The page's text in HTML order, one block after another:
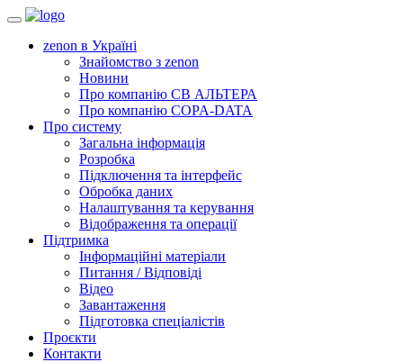
Toggle
zenon в Україні
Знайомство з zenon
Новини
Про компанію СВ АЛЬТЕРА
Про компанію COPA-DATA
Про систему
Загальна інформація
Розробка
Підключення та інтерфейс
Обробка даних
Налаштування та керування
Відображення та операції
Підтримка
Інформаційні матеріали
Питання / Відповіді
Відео
Завантаження
Підготовка спеціалістів
Проєкти
Контакти